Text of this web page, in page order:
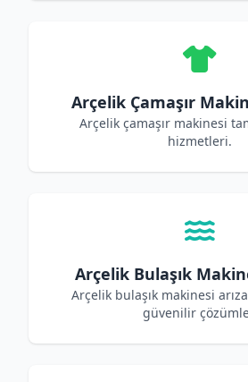
Arçelik Çamaşır
Arçelik çamaşır makinesi
hizmetleri.
Arçelik Bulaşık
Arçelik bulaşık makinesi
güvenilir